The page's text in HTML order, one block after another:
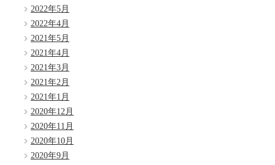
2022年5月
2022年4月
2021年5月
2021年4月
2021年3月
2021年2月
2021年1月
2020年12月
2020年11月
2020年10月
2020年9月